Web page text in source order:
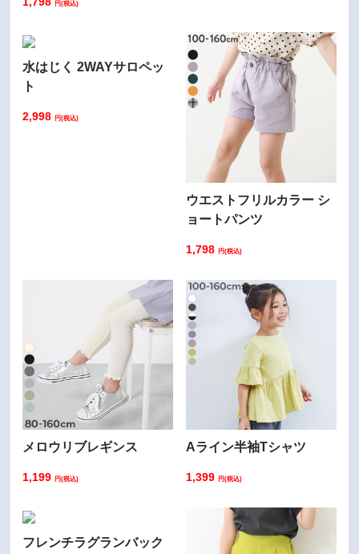
円(税込)
水はじく 2WAYサロペッ
ト
2,998円(税込)
ウエストフリルカラー シ
ョートパンツ
1,798 円(税込)
メロウリブレギンス
1,199円(税込)
Aライン半袖Tシャツ
1,399 円(税込)
フレンチラグランバック